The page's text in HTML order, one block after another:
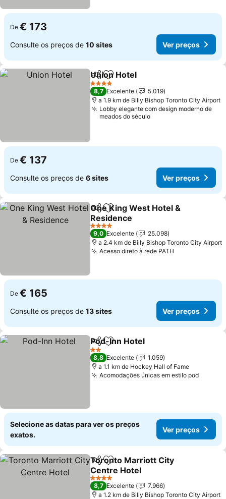
De € 173
Consulte os preços de 10 sites Ver preços
PartilharAdicionar aos favoritos
Union Hotel
4 Estrelas
8,7 Excelente
5.019
a 1.9 km de Billy Bishop Toronto City Airport
Lobby elegante com design moderno de
meados do século
De € 137
Consulte os preços de 6 sites Ver preços
PartilharAdicionar aos favoritos
One King West Hotel &
Residence
Ver preços
4 Estrelas
9,0 Excelente
25.098
a 2.4 km de Billy Bishop Toronto City Airport
Acesso direto à rede PATH
De € 165
Consulte os preços de 13 sites Ver preços
PartilharAdicionar aos favoritos
Pod-Inn Hotel
2 Estrelas
8,8 Excelente
1.059
a 1.1 km de Hockey Hall of Fame
Acomodações únicas em estilo podVer
Selecione as datas para ver os preços
exatos.
Ver preços
PartilharAdicionar aos favoritos
Toronto Marriott City
Centre Hotel
Ver preços
4 Estrelas
8,7 Excelente
7.966
a 1.2 km de Billy Bishop Toronto City Airport